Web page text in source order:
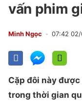
vấn phim
Minh Ngọc 07:42
Cặp đôi này
trong thời gian